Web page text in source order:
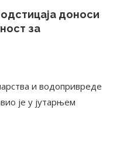
доноси
за
и водопривреде
је у јутарњем